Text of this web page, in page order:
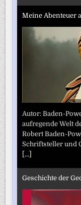
Meine Abenteuer
Autor: Baden-
aufregende Welt
Robert Baden-
Schriftsteller und
[...]
Geschichte der